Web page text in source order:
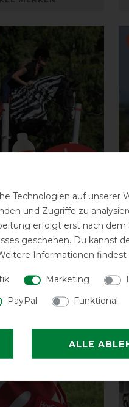
Riding - zebra +
1 Liter
MERKEN
Technologien auf unserer
und Zugriffe zu
erfolgt erst nach
geschehen. Du kannst
Informationen findest
Marketing
PayPal
Funktional
ALLE